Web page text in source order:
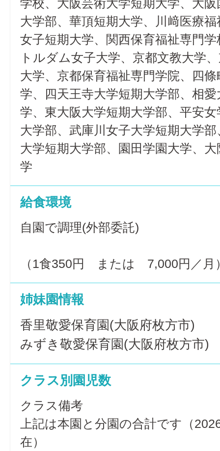
学校、大阪芸術大学短期大学、大
大学部、華頂短期大学、川﨑医療
女子短期大学、関西保育福祉専門
トルダム女子大学、京都文教大学
大学、京都保育福祉専門学院、四
学、四天王寺大学短期大学部、相
学、東大阪大学短期大学部、平安
大学部、武庫川女子大学短期大学
大学短期大学部、園田学園大学、
学
給食環境
自園で調理(外部委託)
（1食350円 または 7,000円／月
姉妹園情報
香里敬愛保育園(大阪府枚方市)
みずき敬愛保育園(大阪府枚方市)
クラス別園児数
クラス備考
上記は本園と分園の合計です（
在）